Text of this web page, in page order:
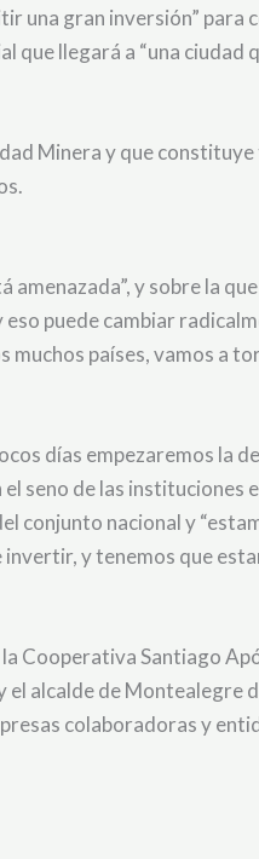
una gran inversión” para
que llegará a “una ciudad
Minera y que
y sobre la
puede cambiar
países, vamos a
días empezaremos la
seno de las instituciones
conjunto nacional y
invertir, y tenemos que
Cooperativa Santiago
alcalde de Montealegre
colaboradoras y